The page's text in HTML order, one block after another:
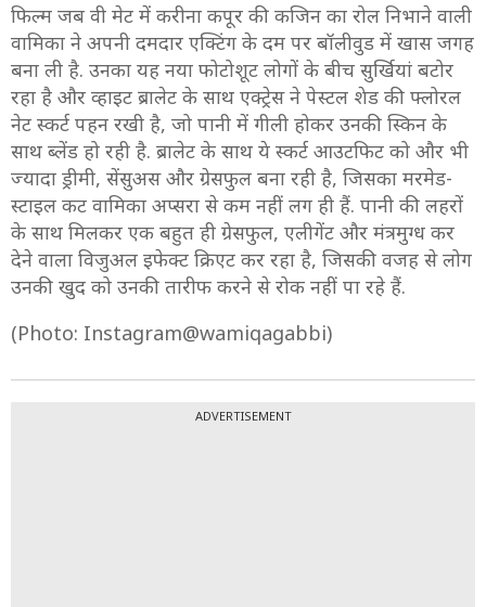
फिल्म जब वी मेट में करीना कपूर की कजिन का रोल निभाने वाली
वामिका ने अपनी दमदार एक्टिंग के दम पर बॉलीवुड में खास जगह
बना ली है. उनका यह नया फोटोशूट लोगों के बीच सुर्खियां बटोर
रहा है और व्हाइट ब्रालेट के साथ एक्ट्रेस ने पेस्टल शेड की फ्लोरल
नेट स्कर्ट पहन रखी है, जो पानी में गीली होकर उनकी स्किन के
साथ ब्लेंड हो रही है. ब्रालेट के साथ ये स्कर्ट आउटफिट को और भी
ज्यादा ड्रीमी, सेंसुअस और ग्रेसफुल बना रही है, जिसका मरमेड-
स्टाइल कट वामिका अप्सरा से कम नहीं लग ही हैं. पानी की लहरों
के साथ मिलकर एक बहुत ही ग्रेसफुल, एलीगेंट और मंत्रमुग्ध कर
देने वाला विजुअल इफेक्ट क्रिएट कर रहा है, जिसकी वजह से लोग
उनकी खुद को उनकी तारीफ करने से रोक नहीं पा रहे हैं.
(Photo: Instagram@wamiqagabbi)
ADVERTISEMENT